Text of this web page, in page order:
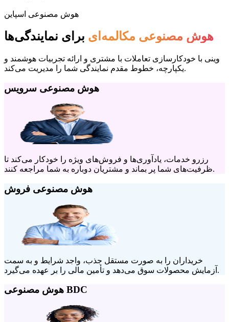
هوش مصنوعی اسپاین
هوش مصنوعی مکالمه‌ای برای نمایندگی‌ها
وینی با خودکارسازی تعاملات با مشتری و ارائه تجربیات هوشمند و
یکپارچه، خطوط مقدم نمایندگی شما را مدیریت می‌کند.
هوش مصنوعی سرویس
رزرو خدمات، یادآوری‌ها و فروش‌های ویژه را خودکار می‌کند تا
ظرفیت‌های شما پر بماند و مشتریان دوباره به شما مراجعه کنند.
هوش مصنوعی فروش
خریداران را به صورت مستقل جذب، واجد شرایط و به سمت
آزمایش محصولات سوق می‌دهد و تأمین مالی را بر عهده می‌گیرد.
هوش مصنوعی BDC